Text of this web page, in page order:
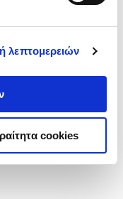
λεπτομερειών
cookies